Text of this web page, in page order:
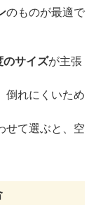
のものが最適で
サイズが主張
倒れにくいため
せて選ぶと、空